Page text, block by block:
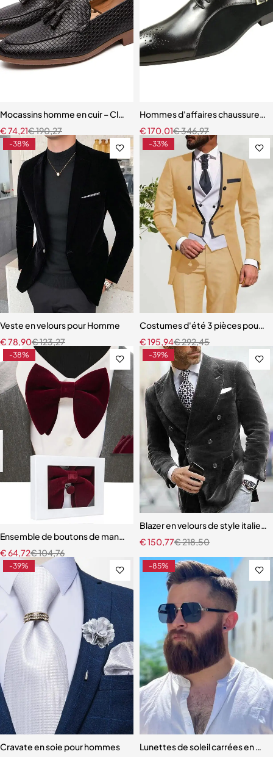
Mocassins homme en cuir – Classiques à pompons, confortables et
€190,27
€74,21
Hommes d'affaires chaussures
€346,97
€170,01
-38%
Veste en velours pour Homme
€123,27
€78,90
-33%
Costumes d'été 3 pièces pour
€292,45
€195,94
-38%
Ensemble de boutons de manchette carrés en velours pour
€104,76
€64,72
-39%
Blazer en velours de style italien
€218,50
€150,77
-39%
Cravate en soie pour hommes
-85%
Lunettes de soleil carrées en